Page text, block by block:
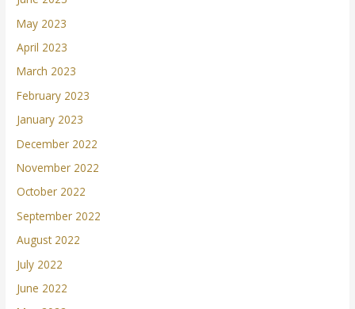
May 2023
April 2023
March 2023
February 2023
January 2023
December 2022
November 2022
October 2022
September 2022
August 2022
July 2022
June 2022